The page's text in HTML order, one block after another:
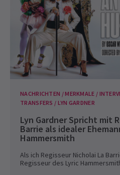
NACHRICHTEN / MERKMALE /
TRANSFERS / LYN GARDNER
Lyn Gardner Spricht mit
Barrie als idealer
Hammersmith
Als ich Regisseur Nicholai La
Regisseur des Lyric